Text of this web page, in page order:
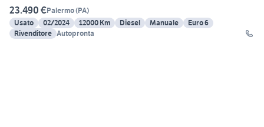
23.490 €Palermo(PA)
Usato
02/2024 12000 Km Diesel Manuale
Euro 6
Rivenditore Autopronta